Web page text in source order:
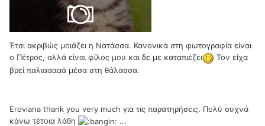
Έτσι ακριβώς μοιάζει η Νατάσσα. Κανονικά στη φωτογραφία είναι
ο Πέτρος, αλλά είναι φίλος μου και δε με καταπιέζει
Τον είχα
βρεί παλιααααά μέσα στη θάλασσα.
Eroviana thank you very much για τις παρατηρήσεις. Πολύ συχνά
κάνω τέτοια λάθη
...